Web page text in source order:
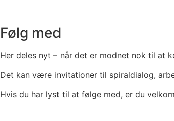
Følg med
Her deles nyt – når det er modnet nok til at
Det kan være invitationer til spiraldialog,
Hvis du har lyst til at følge med, er du